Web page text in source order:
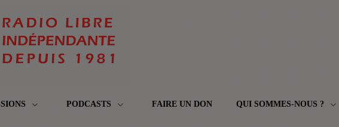
PODCASTS FAIRE UN DON QUI SOMMES-NOUS ?